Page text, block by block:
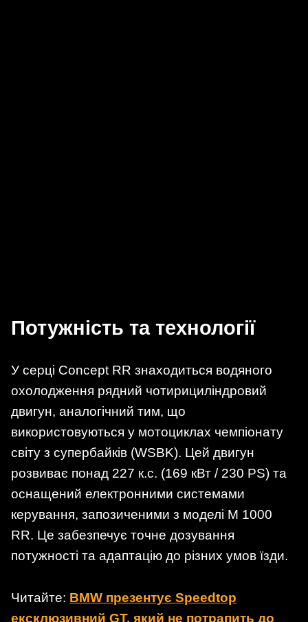
Потужність та технології
У серці Concept RR знаходиться водяного
охолодження рядний чотирициліндровий
двигун, аналогічний тим, що
використовуються у мотоциклах чемпіонату
світу з супербайків (WSBK). Цей двигун
розвиває понад 227 к.с. (169 кВт / 230 PS) та
оснащений електронними системами
керування, запозиченими з моделі M 1000
RR. Це забезпечує точне дозування
потужності та адаптацію до різних умов їзди.
Читайте: BMW презентує Speedtop
ексклюзивний GT, який не потрапить до